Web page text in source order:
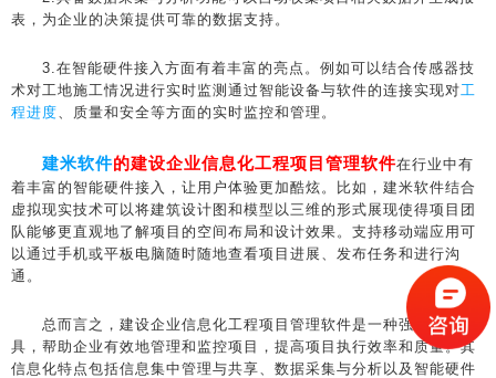
表，为企业的决策提供可靠的数据支持。
3.在智能硬件接入方面有着丰富的亮点。例如可以结合传感器技
术对工地施工情况进行实时监测通过智能设备与软件的连接实现对工
程进度 、质量和安全等方面的实时监控和管理。
建米软件的建设企业信息化工程项目管理软件在行业中有
着丰富的智能硬件接入，让用户体验更加酷炫。比如，建米软件结合
虚拟现实技术可以将建筑设计图和模型以三维的形式展现使得项目团
队能够更直观地了解项目的空间布局和设计效果。支持移动端应用可
以通过手机或平板电脑随时随地查看项目进展、发布任务和进行沟
通。
总而言之，建设企业信息化工程项目管理软件是一种强大的工
具，帮助企业有效地管理和监控项目，提高项目执行效率和质量。其
信息化特点包括信息集中管理与共享、数据采集与分析以及智能硬件